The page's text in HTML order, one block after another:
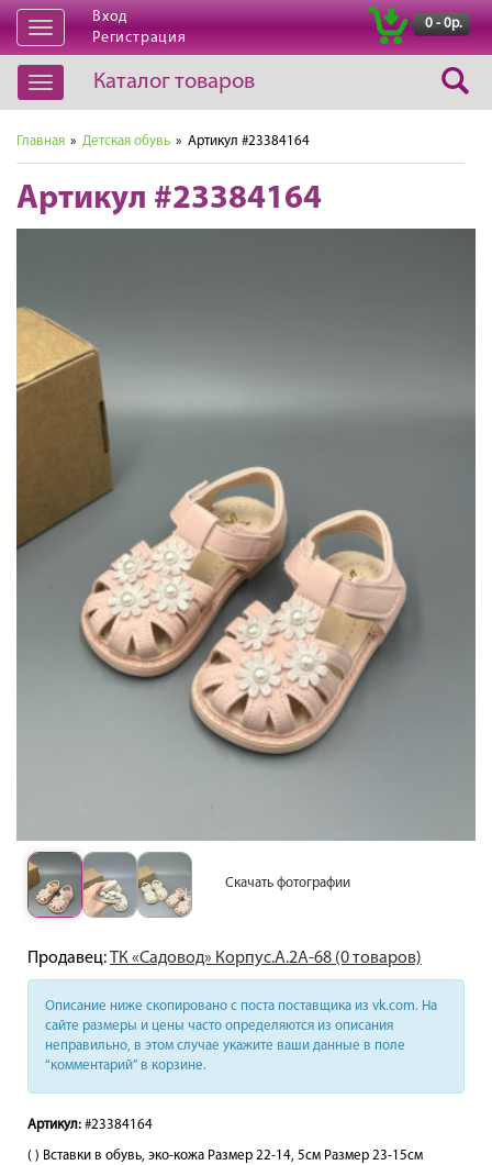
Открыть
навигацию
Вход
Регистрация
0 - 0р.
Открыть
навигацию
Каталог товаров
Главная » Детская обувь » Артикул #23384164
Артикул #23384164
Скачать фотографии
Продавец:ТК «Садовод» Корпус.А.2А-68 (0 товаров)
Описание ниже скопировано с поста поставщика из vk.com. На
сайте размеры и цены часто определяются из описания
неправильно, в этом случае укажите ваши данные в поле
“комментарий” в корзине.
Артикул: #23384164
( ) Вставки в обувь, эко-кожа Размер 22-14, 5см Размер 23-15см